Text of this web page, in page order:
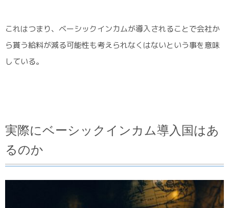
これはつまり、ベーシックインカムが導入されることで会社か
ら貰う給料が減る可能性も考えられなくはないという事を意味
している。
実際にベーシックインカム導入国はあ
るのか